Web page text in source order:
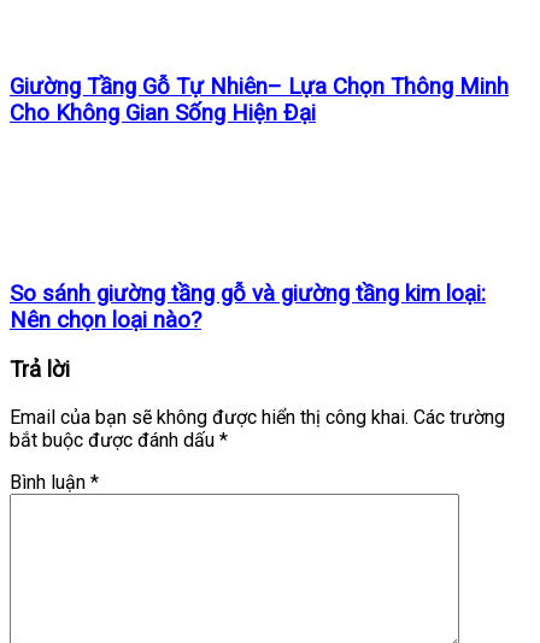
Giường Tầng Gỗ Tự Nhiên– Lựa Chọn Thông Minh
Cho Không Gian Sống Hiện Đại
So sánh giường tầng gỗ và giường tầng kim loại:
Nên chọn loại nào?
Trả lời
Email của bạn sẽ không được hiển thị công khai. Các trường
bắt buộc được đánh dấu *
Bình luận *